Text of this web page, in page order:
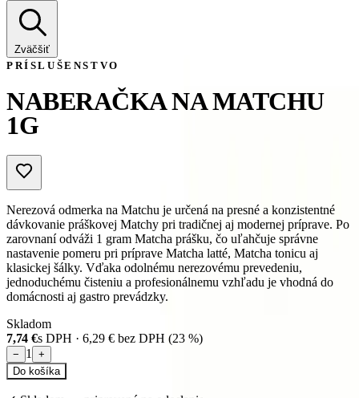
Zväčšiť
PRÍSLUŠENSTVO
NABERAČKA NA MATCHU
1G
Nerezová odmerka na Matchu je určená na presné a konzistentné
dávkovanie práškovej Matchy pri tradičnej aj modernej príprave. Po
zarovnaní odváži 1 gram Matcha prášku, čo uľahčuje správne
nastavenie pomeru pri príprave Matcha latté, Matcha tonicu aj
klasickej šálky. Vďaka odolnému nerezovému prevedeniu,
jednoduchému čisteniu a profesionálnemu vzhľadu je vhodná do
domácnosti aj gastro prevádzky.
Skladom
7,74 €s DPH · 6,29 €bez DPH (23%)
− 1
+
Do košíka